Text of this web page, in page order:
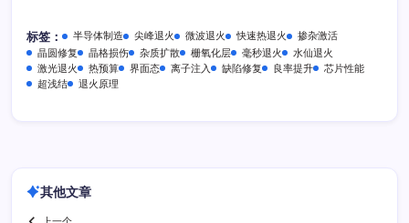
标签： 半导体制造 尖峰退火 微波退火 快速热退火
掺杂激活
晶圆修复
晶格损伤 杂质扩散 栅氧化层 毫秒退火
水仙退火
激光退火
热预算 界面态 离子注入 缺陷修复 良率提升
芯片性能
超浅结
退火原理
其他文章